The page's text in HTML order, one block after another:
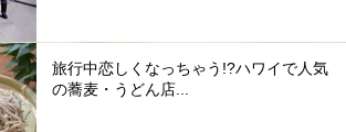
旅行中恋しくなっちゃう!?ハワイで人気
の蕎麦・うどん店...